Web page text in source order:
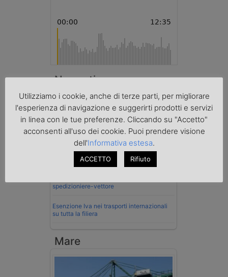
Normativa
La riforma del Codice della Strada punta
sull’autotrasporto
Imprenditore di Prato assolto per infortunio
col muletto
Cassazione conferma validità multe per
velocità col cronotachigrafo
spedizioniere-vettore
Esenzione Iva nei trasporti internazionali
su tutta la filiera
Mare
Utilizziamo i cookie, anche di terze parti, per migliorare
l'esperienza di navigazione e suggerirti prodotti e servizi
in linea con le tue preferenze. Cliccando su "Accetto"
acconsenti all'uso dei cookie. Puoi prendere visione
dell'Informativa estesa.
ACCETTO Rifiuto